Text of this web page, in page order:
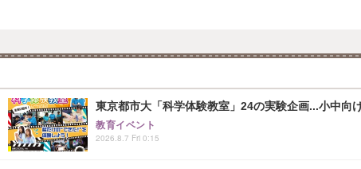
東京都市大「科学体験教室」24の実験企画...小中向
教育イベント
2026.8.7 Fri 0:15